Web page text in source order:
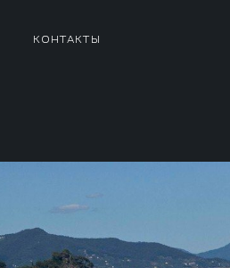
КОНТАКТЫ